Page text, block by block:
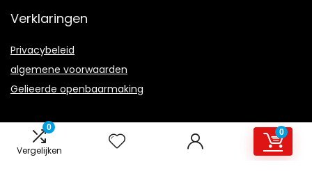
0
Vergelijken
0
Verklaringen
Privacybeleid
algemene voorwaarden
Gelieerde openbaarmaking